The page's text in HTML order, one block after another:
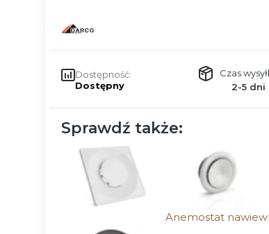
Dostępność:
Dostępny
Czas
2-5 dni
Sprawdź także:
Anemostat